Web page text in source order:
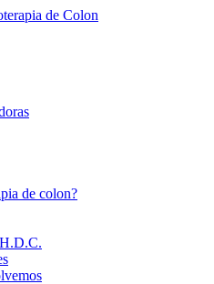
de colon?